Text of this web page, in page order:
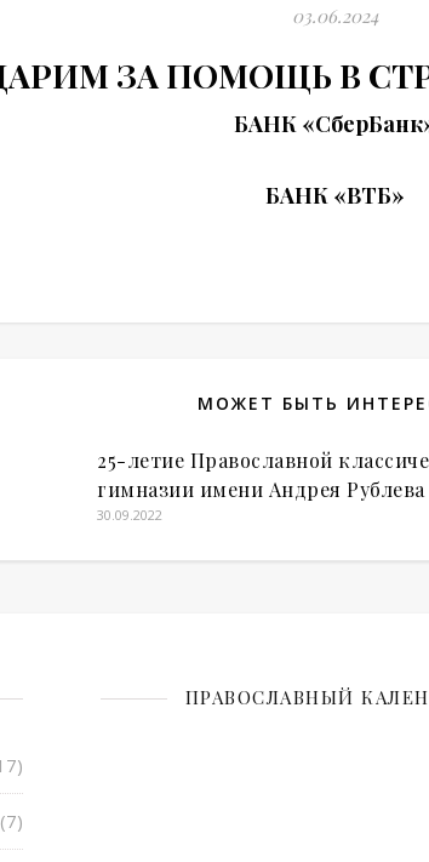
03.06.2024
ЗА ПОМОЩЬ В
БАНК
БАНК «ВТБ»
МОЖЕТ БЫТЬ
25-летие Православной
гимназии имени Андрея Рублева
30.09.2022
(7)
ПРАВОСЛАВНЫЙ